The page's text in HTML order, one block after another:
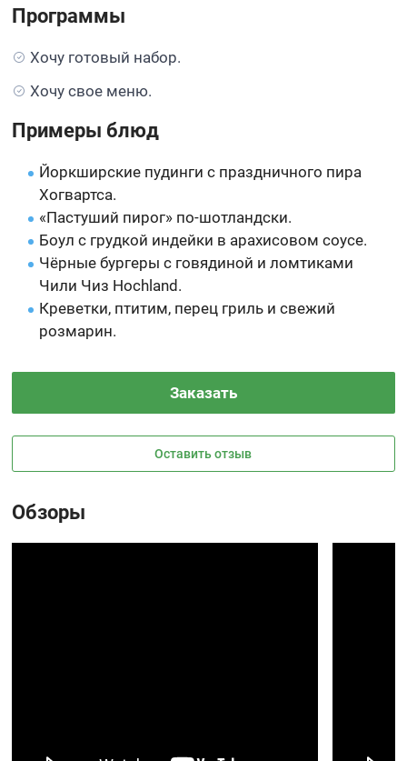
Программы
Хочу готовый набор.
Хочу свое меню.
Примеры блюд
Йоркширские пудинги с праздничного пира
Хогвартса.
«Пастуший пирог» по-шотландски.
Боул с грудкой индейки в арахисовом соусе.
Чёрные бургеры с говядиной и ломтиками
Чили Чиз Hochland.
Креветки, птитим, перец гриль и свежий
розмарин.
Заказать
Оставить отзыв
Обзоры